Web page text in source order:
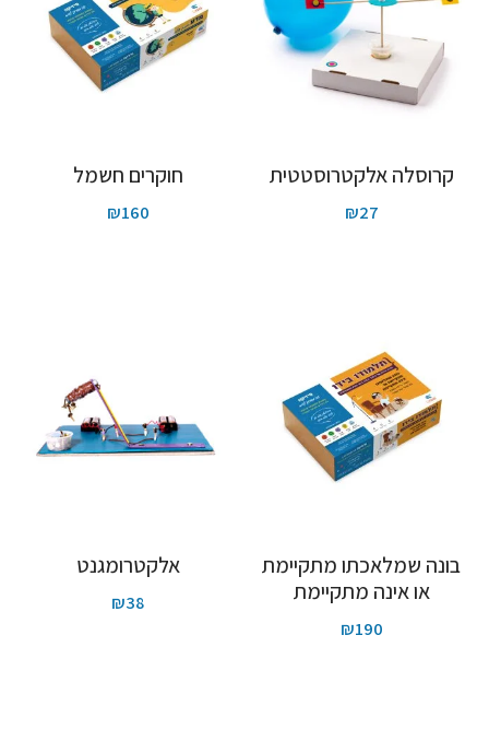
קרוסלה אלקטרוסטטית
₪27
חוקרים חשמל
₪160
בונה שמלאכתו מתקיימת
או אינה מתקיימת
₪190
אלקטרומגנט
₪38